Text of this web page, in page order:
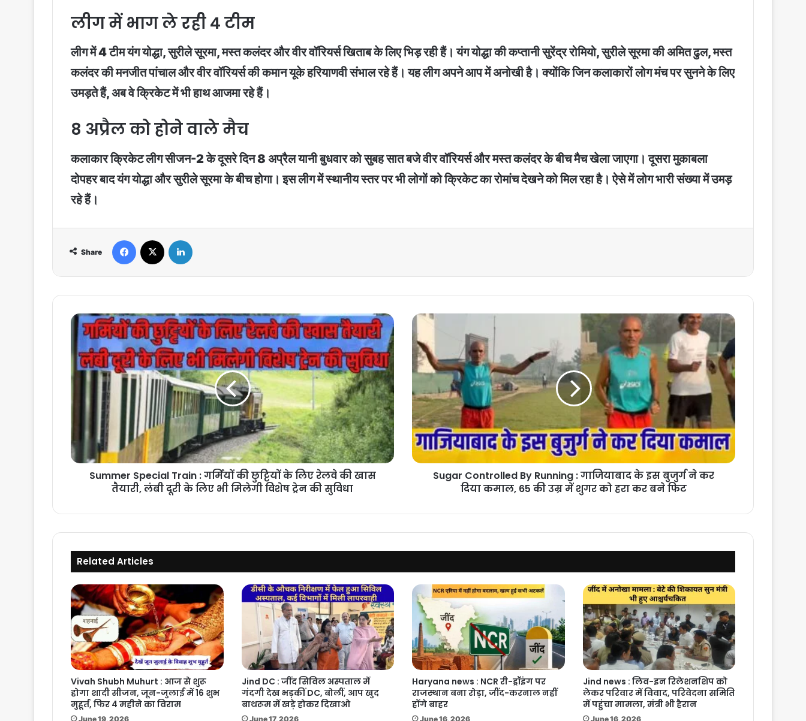
लीग में भाग ले रही 4 टीम
लीग में 4 टीम यंग योद्धा, सुरीले सूरमा, मस्त कलंदर और वीर वॉरियर्स खिताब के लिए भिड़ रही हैं। यंग योद्धा की कप्तानी सुरेंद्र रोमियो, सुरीले सूरमा की अमित ढुल, मस्त
कलंदर की मनजीत पांचाल और वीर वॉरियर्स की कमान यूके हरियाणवी संभाल रहे हैं। यह लीग अपने आप में अनोखी है। क्योंकि जिन कलाकारों लोग मंच पर सुनने के लिए
उमड़ते हैं, अब वे क्रिकेट में भी हाथ आजमा रहे हैं।
8 अप्रैल को होने वाले मैच
कलाकार क्रिकेट लीग सीजन-2 के दूसरे दिन 8 अप्रैल यानी बुधवार को सुबह सात बजे वीर वॉरियर्स और मस्त कलंदर के बीच मैच खेला जाएगा। दूसरा मुकाबला
दोपहर बाद यंग योद्धा और सुरीले सूरमा के बीच होगा। इस लीग में स्थानीय स्तर पर भी लोगों को क्रिकेट का रोमांच देखने को मिल रहा है। ऐसे में लोग भारी संख्या में उमड़
रहे हैं।
Share
Facebook
Summer
Special
:
गर्मियों
की
के
की
खास
भी
विशेष
ट्रेन
की
सुविधा
Summer Special Train : गर्मियों की छुट्टियों के लिए रेलवे की खास
तैयारी, लंबी दूरी के लिए भी मिलेगी विशेष ट्रेन की सुविधा
Sugar
Controlled
By
Running
:
गाजियाबाद
के
इस
बुजुर्ग
ने
कर
दिया
शुगर
कर
बने
फिट
Sugar Controlled By Running : गाजियाबाद के इस बुजुर्ग ने कर
दिया कमाल, 65 की उम्र में शुगर को हरा कर बने फिट
Related Articles
Vivah Shubh Muhurt : आज से शुरू
होगा शादी सीजन, जून-जुलाई में 16 शुभ
मुहूर्त, फिर 4 महीने का विराम
June 19, 2026
Jind DC : जींद सिविल अस्पताल में
गंदगी देख भड़कीं DC, बोलीं, आप खुद
बाथरूम में खड़े होकर दिखाओ
June 17, 2026
Haryana news : NCR री-ड्रॉइंग पर
राजस्थान बना रोड़ा, जींद-करनाल नहीं
होंगे बाहर
June 16, 2026
Jind news : लिव-इन रिलेशनशिप को
लेकर परिवार में विवाद, परिवेदना समिति
में पहुंचा मामला, मंत्री भी हैरान
June 16, 2026